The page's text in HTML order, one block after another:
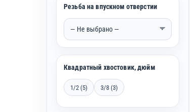
Резьба на впускном отверстии
Квадратный хвостовик, дюйм
1/2 (5) 3/8 (3)